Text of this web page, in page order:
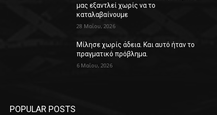
μας εξαντλεί χωρίς να το
καταλαβαίνουμε
28 Μαΐου, 2026
Μίλησε χωρίς άδεια. Και αυτό ήταν το
πραγματικό πρόβλημα.
6 Μαΐου, 2026
POPULAR POSTS